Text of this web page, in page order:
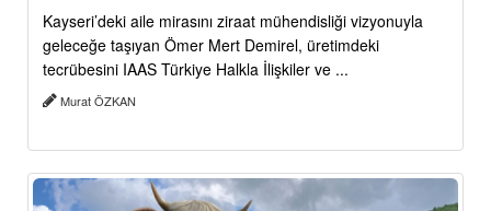
Kayseri’deki aile mirasını ziraat mühendisliği vizyonuyla
geleceğe taşıyan Ömer Mert Demirel, üretimdeki
tecrübesini IAAS Türkiye Halkla İlişkiler ve ...
Murat ÖZKAN